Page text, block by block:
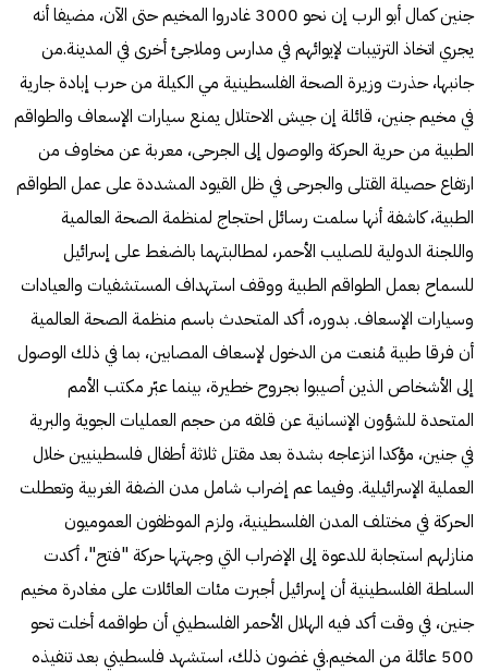
جنين كمال أبو الرب إن نحو 3000 غادروا المخيم حتى الآن، مضيفا أنه
يجري اتخاذ الترتيبات لإيوائهم في مدارس وملاجئ أخرى في المدينة.من
جانبها، حذرت وزيرة الصحة الفلسطينية مي الكيلة من حرب إبادة جارية
في مخيم جنين، قائلة إن جيش الاحتلال يمنع سيارات الإسعاف والطواقم
الطبية من حرية الحركة والوصول إلى الجرحى، معربة عن مخاوف من
ارتفاع حصيلة القتلى والجرحى في ظل القيود المشددة على عمل الطواقم
الطبية، كاشفة أنها سلمت رسائل احتجاج لمنظمة الصحة العالمية
واللجنة الدولية للصليب الأحمر، لمطالبتهما بالضغط على إسرائيل
للسماح بعمل الطواقم الطبية ووقف استهداف المستشفيات والعيادات
وسيارات الإسعاف. بدوره، أكد المتحدث باسم منظمة الصحة العالمية
أن فرقا طبية مُنعت من الدخول لإسعاف المصابين، بما في ذلك الوصول
إلى الأشخاص الذين أصيبوا بجروح خطيرة، بينما عبّر مكتب الأمم
المتحدة للشؤون الإنسانية عن قلقه من حجم العمليات الجوية والبرية
في جنين، مؤكدا انزعاجه بشدة بعد مقتل ثلاثة أطفال فلسطينيين خلال
العملية الإسرائيلية. وفيما عم إضراب شامل مدن الضفة الغربية وتعطلت
الحركة في مختلف المدن الفلسطينية، ولزم الموظفون العموميون
منازلهم استجابة للدعوة إلى الإضراب التي وجهتها حركة "فتح"، أكدت
السلطة الفلسطينية أن إسرائيل أجبرت مئات العائلات على مغادرة مخيم
جنين، في وقت أكد فيه الهلال الأحمر الفلسطيني أن طواقمه أخلت تحو
500 عائلة من المخيم.في غضون ذلك، استشهد فلسطيني بعد تنفيذه